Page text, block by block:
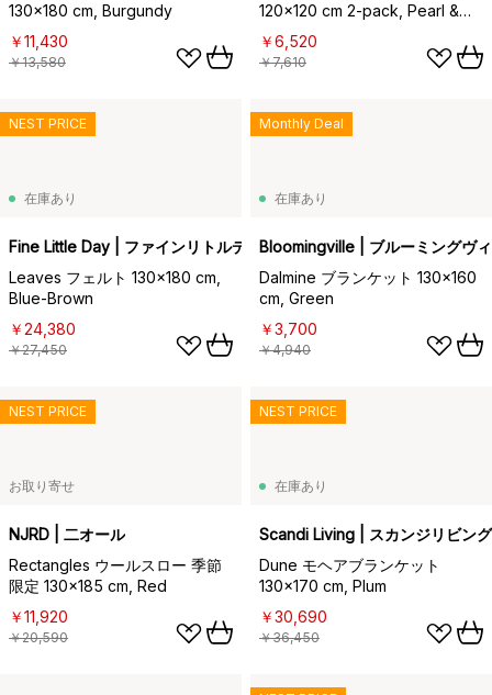
130x180 cm, Burgundy
￥11,430
￥13,580
120x120 cm 2-pack, Pearl &
Giraffe gray
￥6,520
￥7,610
在庫あり
Fine Little Day | ファインリトルデイ
Leaves フェルト 130x180 cm,
Blue-Brown
￥24,380
￥27,450
NEST PRICE
在庫あり
Bloomingville | ブルーミングヴ
Dalmine ブランケット 130x160
cm, Green
￥3,700
￥4,940
Monthly Deal
お取り寄せ
NJRD | 二オール
Rectangles ウールスロー 季節
限定 130x185 cm, Red
￥11,920
￥20,590
NEST PRICE
在庫あり
Scandi Living | スカンジリビング
Dune モヘアブランケット
130x170 cm, Plum
￥30,690
￥36,450
NEST PRICE